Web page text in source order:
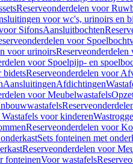
Reserveonderdelen voor
voor wc's, urinoirs en
SifonsAansluitbochten
voor
voor urinoirs
voor Spoelpijp- en
bidetsReserveonderdelen voor
AansluitingenAfdichtingen
voor Meubelwastafels
voor kinderen
Reserveonderdelen voor
Sets fonteinen met
Reserveonderdelen voor
fonteinenVoor wastafels